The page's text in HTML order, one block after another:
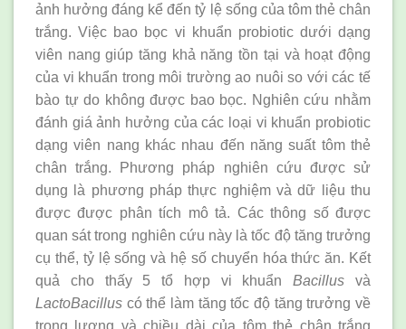
ảnh hưởng đáng kể đến tỷ lệ sống của tôm thẻ chân
trắng. Việc bao bọc vi khuẩn probiotic dưới dạng
viên nang giúp tăng khả năng tồn tại và hoạt động
của vi khuẩn trong môi trường ao nuôi so với các tế
bào tự do không được bao bọc. Nghiên cứu nhằm
đánh giá ảnh hưởng của các loại vi khuẩn probiotic
dạng viên nang khác nhau đến năng suất tôm thẻ
chân trắng. Phương pháp nghiên cứu được sử
dụng là phương pháp thực nghiệm và dữ liệu thu
được được phân tích mô tả. Các thông số được
quan sát trong nghiên cứu này là tốc độ tăng trưởng
cụ thể, tỷ lệ sống và hệ số chuyển hóa thức ăn. Kết
quả cho thấy 5 tổ hợp vi khuẩnBacillus và
LactoBacillus có thể làm tăng tốc độ tăng trưởng về
trọng lượng và chiều dài của tôm thẻ chân trắng